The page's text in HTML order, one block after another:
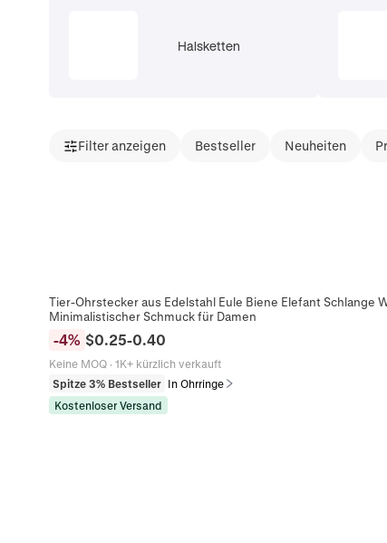
Halsketten
Filter anzeigen Bestseller Neuheiten
Tier-Ohrstecker aus Edelstahl Eule Biene Elefant Schlange
Minimalistischer Schmuck für Damen
-4% $0.25-0.40
Keine MOQ· 1K+ kürzlich verkauft
Spitze 3% Bestseller In Ohrringe
Kostenloser Versand